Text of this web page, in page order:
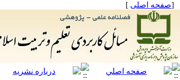
[صفحه اصلی ]